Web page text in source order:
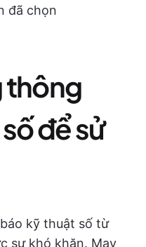
đã chọn
thông
để sử
kỹ thuật số từ
sự khó khăn. May